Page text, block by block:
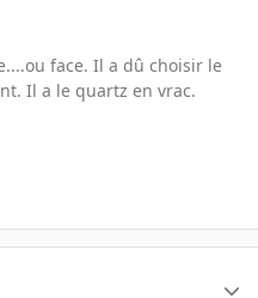
face. Il a dû choisir le
Il a le quartz en vrac.